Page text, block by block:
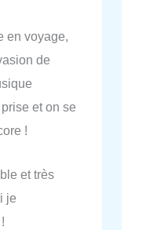
en voyage,
de
et on se
!
et très
je